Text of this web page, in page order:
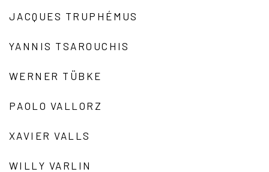
JACQUES TRUPHÉMUS
YANNIS TSAROUCHIS
WERNER TÜBKE
PAOLO VALLORZ
XAVIER VALLS
WILLY VARLIN